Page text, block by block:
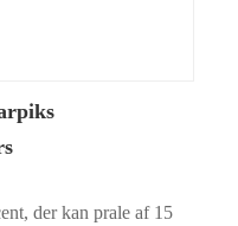
der kan prale af 15